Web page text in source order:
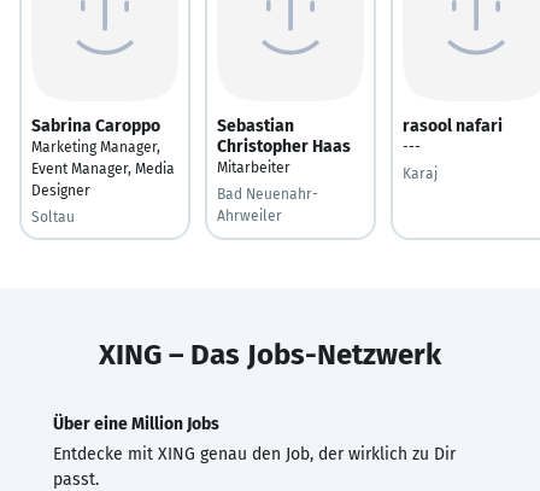
Sabrina Caroppo
Marketing Manager,
Event Manager, Media
Designer
Soltau
Sebastian
Christopher Haas
Mitarbeiter
Bad Neuenahr-
Ahrweiler
rasool nafari
---
Karaj
XING – Das Jobs-Netzwerk
Über eine Million Jobs
Entdecke mit XING genau den Job, der wirklich zu Dir
passt.